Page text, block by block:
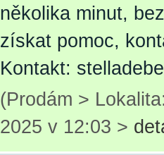
několika minut,
získat pomoc,
Kontakt:
(Prodám >
2025 v 12:03 >